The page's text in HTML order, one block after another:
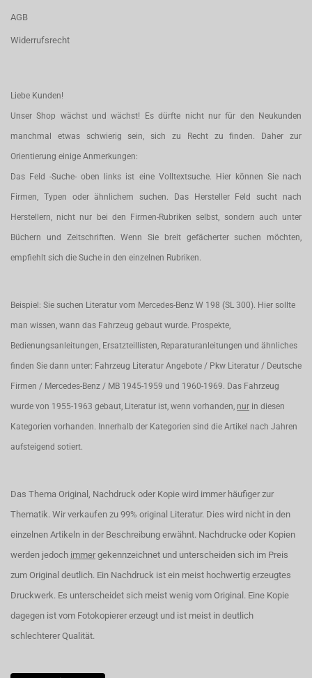
AGB
Widerrufsrecht
Liebe Kunden!
Unser Shop wächst und wächst! Es dürfte nicht nur für den Neukunden
manchmal etwas schwierig sein, sich zu Recht zu finden. Daher zur
Orientierung einige Anmerkungen:
Das Feld -Suche- oben links ist eine Volltextsuche. Hier können Sie nach
Firmen, Typen oder ähnlichem suchen. Das Hersteller Feld sucht nach
Herstellern, nicht nur bei den Firmen-Rubriken selbst, sondern auch unter
Büchern und Zeitschriften. Wenn Sie breit gefächerter suchen möchten,
empfiehlt sich die Suche in den einzelnen Rubriken.
Beispiel: Sie suchen Literatur vom Mercedes-Benz W 198 (SL 300). Hier sollte
man wissen, wann das Fahrzeug gebaut wurde. Prospekte,
Bedienungsanleitungen, Ersatzteillisten, Reparaturanleitungen und ähnliches
finden Sie dann unter: Fahrzeug Literatur Angebote / Pkw Literatur / Deutsche
Firmen / Mercedes-Benz / MB 1945-1959 und 1960-1969. Das Fahrzeug
wurde von 1955-1963 gebaut, Literatur ist, wenn vorhanden, nur in diesen
Kategorien vorhanden. Innerhalb der Kategorien sind die Artikel nach Jahren
aufsteigend sotiert.
Das Thema Original, Nachdruck oder Kopie wird immer häufiger zur
Thematik. Wir verkaufen zu 99% original Literatur. Dies wird nicht in den
einzelnen Artikeln in der Beschreibung erwähnt. Nachdrucke oder Kopien
werden jedoch immer gekennzeichnet und unterscheiden sich im Preis
zum Original deutlich. Ein Nachdruck ist ein meist hochwertig erzeugtes
Druckwerk. Es unterscheidet sich meist wenig vom Original. Eine Kopie
dagegen ist vom Fotokopierer erzeugt und ist meist in deutlich
schlechterer Qualität.